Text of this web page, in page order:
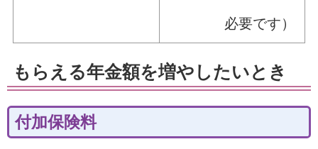
必要です）
もらえる年金額を増やしたいとき
付加保険料